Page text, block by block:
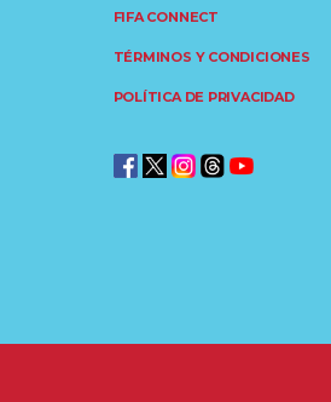
FIFA CONNECT
TÉRMINOS Y CONDICIONES
POLÍTICA DE PRIVACIDAD